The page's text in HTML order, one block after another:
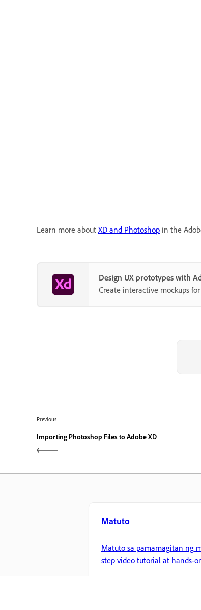
Learn more about XD and Photoshop in the
Design UX prototypes with
Create interactive mockups
Previous
Importing Photoshop Files to Adobe XD
Matuto
Matuto sa pamamagitan ng
step video tutorial at hands-